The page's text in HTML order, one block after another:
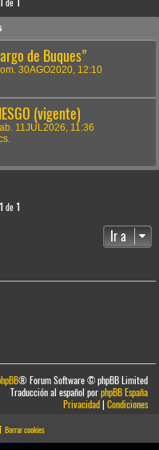
1 de 1
de Buques"
30AGO2020, 12:10
(vigente)
11JUL2026, 11:36
1 de 1
Ir a
® Forum Software © phpBB Limited
Traducción al español porphpBB España
Privacidad|Condiciones
Borrar cookies